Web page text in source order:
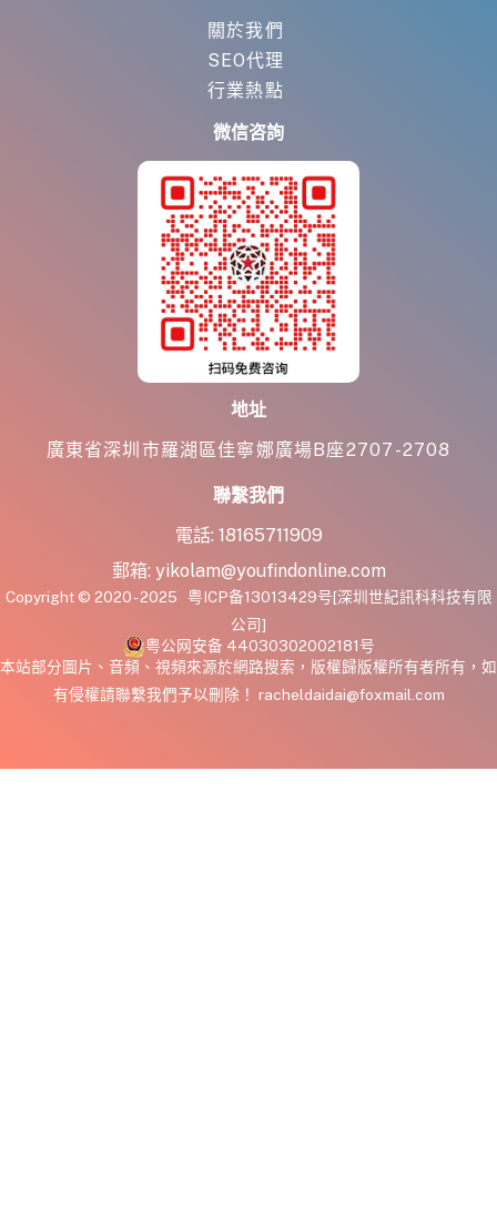
關於我們
SEO代理
行業熱點
微信咨詢
地址
廣東省深圳市羅湖區佳寧娜廣場B座2707-2708
聯繫我們
電話: 18165711909
郵箱: yikolam@youfindonline.com
Copyright © 2020 - 2025 粤ICP备13013429号[深圳世紀訊科科技有限
公司]
粤公网安备 44030302002181号
本站部分圖片、音頻、視頻來源於網路搜索，版權歸版權所有者所有，如
有侵權請聯繫我們予以刪除！ racheldaidai@foxmail.com